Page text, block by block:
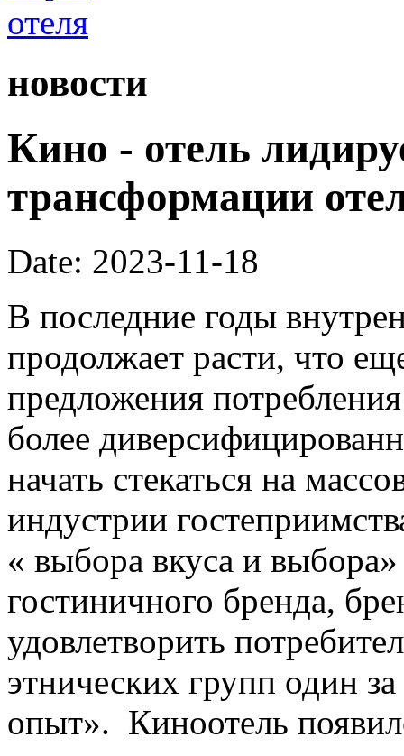
новости
Кино - отель
трансформации
Date: 2023-11-18
В последние годы
продолжает расти, что
предложения
более
начать стекаться на
индустрии
« выбора вкуса и
гостиничного бренда,
удовлетворить
этнических групп один
опыт». Киноотель